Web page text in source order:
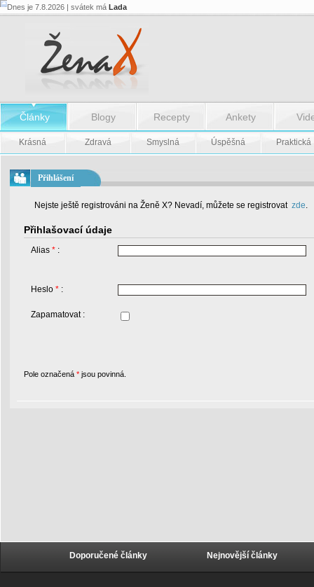
Dnes je 7.8.2026 | svátek má Lada
Články Blogy Recepty Ankety
Krásná Zdravá Smyslná Úspěšná Praktická
Přihlášení
Nejste ještě registrováni na Ženě X? Nevadí, můžete se registrovat zde.
Přihlašovací údaje
Alias * :
Heslo * :
Zapamatovat :
Pole označená * jsou povinná.
Doporučené články Nejnovější články